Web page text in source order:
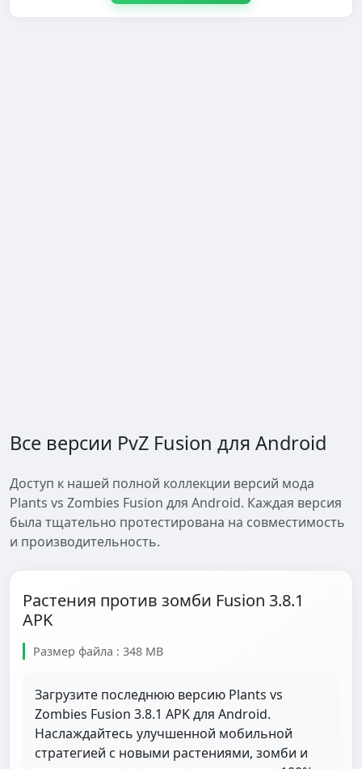
Все версии PvZ Fusion для Android
Доступ к нашей полной коллекции версий мода
Plants vs Zombies Fusion для Android. Каждая версия
была тщательно протестирована на совместимость
и производительность.
Растения против зомби Fusion 3.8.1
APK
Размер файла : 348 MB
Загрузите последнюю версию Plants vs
Zombies Fusion 3.8.1 APK для Android.
Наслаждайтесь улучшенной мобильной
стратегией с новыми растениями, зомби и